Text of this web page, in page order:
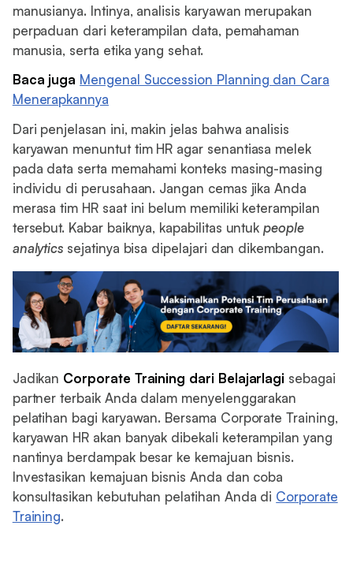
manusianya. Intinya, analisis karyawan merupakan
perpaduan dari keterampilan data, pemahaman
manusia, serta etika yang sehat.
Baca juga Mengenal Succession Planning dan Cara
Menerapkannya
Dari penjelasan ini, makin jelas bahwa analisis
karyawan menuntut tim HR agar senantiasa melek
pada data serta memahami konteks masing-masing
individu di perusahaan. Jangan cemas jika Anda
merasa tim HR saat ini belum memiliki keterampilan
tersebut. Kabar baiknya, kapabilitas untukpeople
analytics sejatinya bisa dipelajari dan dikembangan.
Jadikan Corporate Training dari Belajarlagi sebagai
partner terbaik Anda dalam menyelenggarakan
pelatihan bagi karyawan. Bersama Corporate Training,
karyawan HR akan banyak dibekali keterampilan yang
nantinya berdampak besar ke kemajuan bisnis.
Investasikan kemajuan bisnis Anda dan coba
konsultasikan kebutuhan pelatihan Anda di Corporate
Training.